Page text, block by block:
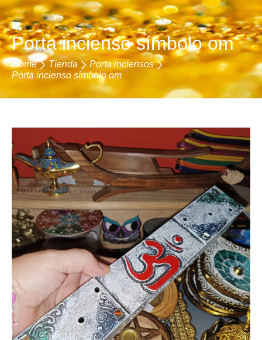
Porta incienso símbolo om
Home Tienda
Porta inciensos
Porta incienso símbolo om